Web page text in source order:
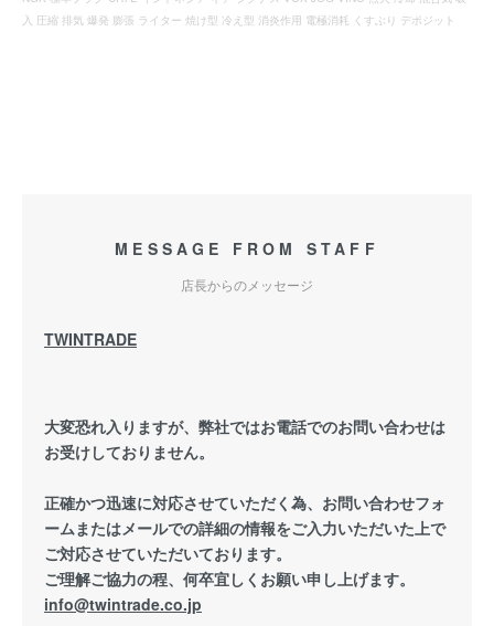
入 圧縮 排気 爆発 膨張 ライター 焼け型 冷え型 消炎作用 電極消耗 くすぶり デポジット
MESSAGE FROM STAFF
店長からのメッセージ
TWINTRADE
大変恐れ入りますが、弊社ではお電話でのお問い合わせは
お受けしておりません。
正確かつ迅速に対応させていただく為、お問い合わせフォ
ームまたはメールでの詳細の情報をご入力いただいた上で
ご対応させていただいております。
ご理解ご協力の程、何卒宜しくお願い申し上げます。
info@twintrade.co.jp